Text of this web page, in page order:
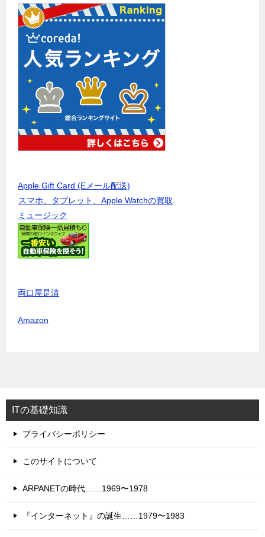
Apple Gift Card (Eメール配送)
スマホ、タブレット、Apple Watchの買取
ミュージック
両口屋是清
Amazon
ITの基礎知識
プライバシーポリシー
このサイトについて
ARPANETの時代……1969〜1978
『インターネット』の誕生……1979〜1983